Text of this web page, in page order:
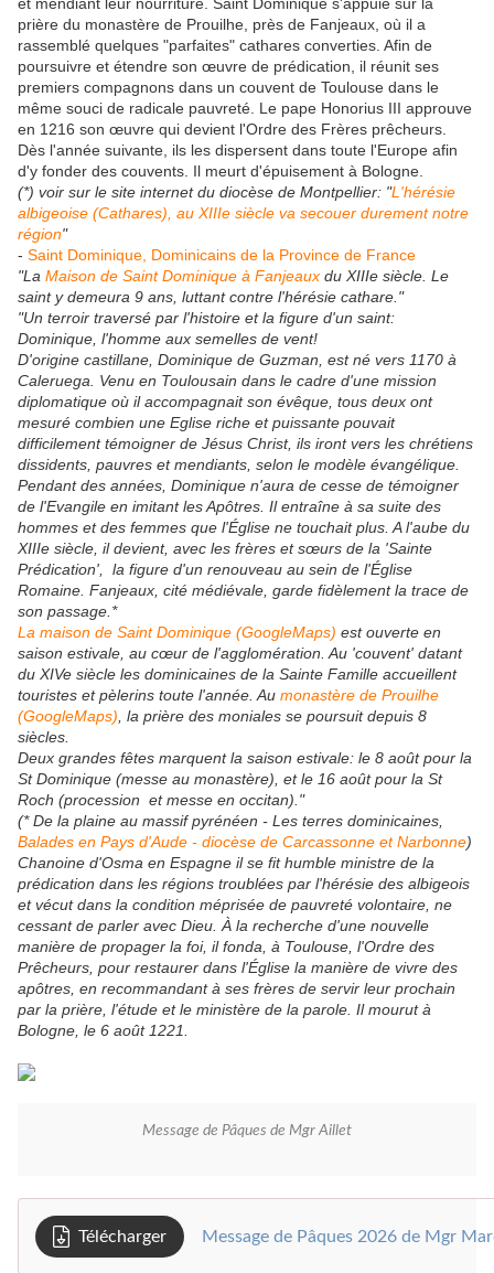
prière du monastère de Prouilhe, près de Fanjeaux, où il a
rassemblé quelques "parfaites" cathares converties. Afin de
poursuivre et étendre son œuvre de prédication, il réunit ses
premiers compagnons dans un couvent de Toulouse dans le
même souci de radicale pauvreté. Le pape Honorius III approuve
en 1216 son œuvre qui devient l'Ordre des Frères prêcheurs.
Dès l'année suivante, ils les dispersent dans toute l'Europe afin
d'y fonder des couvents. Il meurt d'épuisement à Bologne.
(*) voir sur le site internet du diocèse de Montpellier: "L'hérésie
albigeoise (Cathares), au XIIIe siècle va secouer durement notre
région"
- Saint Dominique, Dominicains de la Province de France
"La Maison de Saint Dominique à Fanjeaux du XIIIe siècle. Le
saint y demeura 9 ans, luttant contre l'hérésie cathare."
"Un terroir traversé par l'histoire et la figure d'un saint:
Dominique, l'homme aux semelles de vent!
D'origine castillane, Dominique de Guzman, est né vers 1170 à
Caleruega. Venu en Toulousain dans le cadre d'une mission
diplomatique où il accompagnait son évêque, tous deux ont
mesuré combien une Eglise riche et puissante pouvait
difficilement témoigner de Jésus Christ, ils iront vers les chrétiens
dissidents, pauvres et mendiants, selon le modèle évangélique.
Pendant des années, Dominique n'aura de cesse de témoigner
de l'Evangile en imitant les Apôtres. Il entraîne à sa suite des
hommes et des femmes que l'Église ne touchait plus. A l'aube du
XIIIe siècle, il devient, avec les frères et sœurs de la 'Sainte
Prédication', la figure d'un renouveau au sein de l'Église
Romaine. Fanjeaux, cité médiévale, garde fidèlement la trace de
son passage.*
La maison de Saint Dominique (GoogleMaps) est ouverte en
saison estivale, au cœur de l'agglomération. Au 'couvent' datant
du XIVe siècle les dominicaines de la Sainte Famille accueillent
touristes et pèlerins toute l'année. Au monastère de Prouilhe
(GoogleMaps) , la prière des moniales se poursuit depuis 8
siècles.
Deux grandes fêtes marquent la saison estivale: le 8 août pour la
St Dominique (messe au monastère), et le 16 août pour la St
Roch (procession et messe en occitan)."
(* De la plaine au massif pyrénéen - Les terres dominicaines,
Balades en Pays d'Aude - diocèse de Carcassonne et Narbonne)
Chanoine d'Osma en Espagne il se fit humble ministre de la
prédication dans les régions troublées par l'hérésie des albigeois
et vécut dans la condition méprisée de pauvreté volontaire, ne
cessant de parler avec Dieu. À la recherche d'une nouvelle
manière de propager la foi, il fonda, à Toulouse, l'Ordre des
Prêcheurs, pour restaurer dans l'Église la manière de vivre des
apôtres, en recommandant à ses frères de servir leur prochain
par la prière, l'étude et le ministère de la parole. Il mourut à
Bologne, le 6 août 1221.
Message de Pâques de Mgr Aillet
Télécharger Message de Pâques 2026 de Mgr